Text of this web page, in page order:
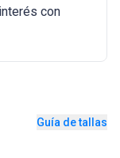
con
Guía de tallas